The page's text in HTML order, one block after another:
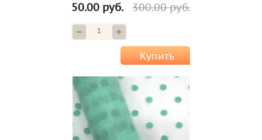
50.00 руб. 300.00 руб.
Купить